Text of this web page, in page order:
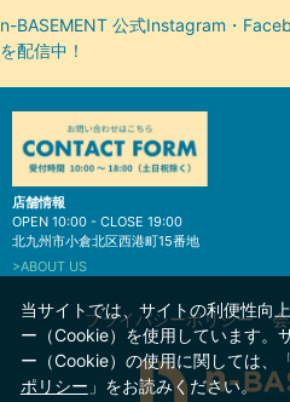
n-BASEMENT 公式Instagram・
を配信中！
店舗情報
OPEN 10:00 - CLOSE 19:00
北九州市小倉北区西港町15番地
>ABOUT US
プライバシーポリシー
当サイトでは、サイトの利便性向
ー（Cookie）を使用しています。
ー（Cookie）の使用に関しては、
ポリシー 」をお読みください。